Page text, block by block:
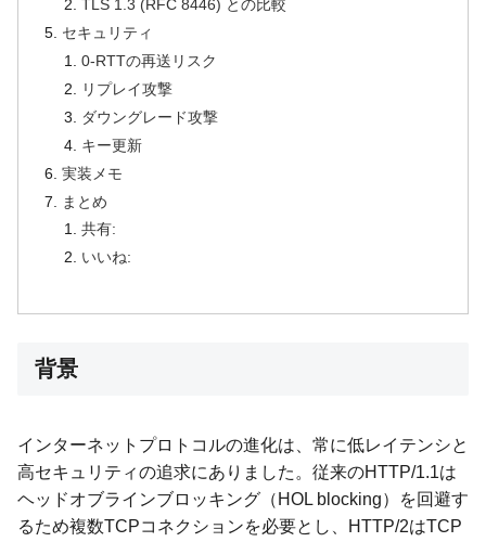
TLS 1.3 (RFC 8446) との比較
セキュリティ
0-RTTの再送リスク
リプレイ攻撃
ダウングレード攻撃
キー更新
実装メモ
まとめ
共有:
いいね:
背景
インターネットプロトコルの進化は、常に低レイテンシと
高セキュリティの追求にありました。従来のHTTP/1.1は
ヘッドオブラインブロッキング（HOL blocking）を回避す
るため複数TCPコネクションを必要とし、HTTP/2はTCP